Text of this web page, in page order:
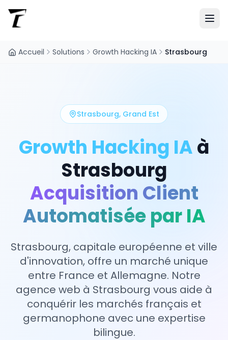
Accueil Solutions Growth Hacking IA Strasbourg
Strasbourg, Grand Est
Growth Hacking IAà
Strasbourg
Acquisition Client
Automatisée par IA
Strasbourg, capitale européenne et ville
d'innovation, offre un marché unique
entre France et Allemagne. Notre
agence web à Strasbourg vous aide à
conquérir les marchés français et
germanophone avec une expertise
bilingue.